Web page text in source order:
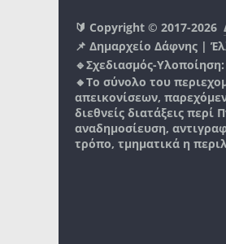
🔰 Copyright © 2017-2026
📌 Δημαρχείο Δάφνης |
🔹Σχεδιασμός-Υλοποίηση:
🔸Το σύνολο του
απεικονίσεων,
διεθνείς διατάξεις
αναδημοσίευση,
τρόπο, τμηματικά η